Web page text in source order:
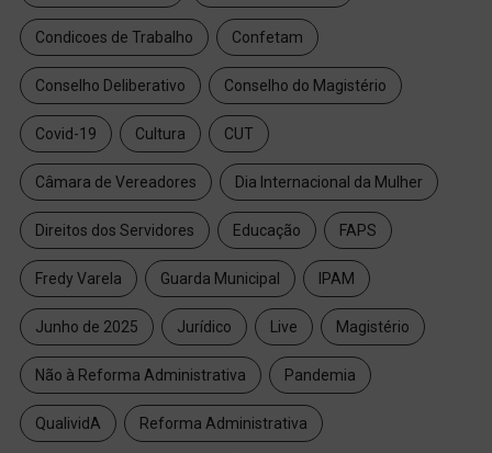
Condicoes de Trabalho Confetam
Conselho Deliberativo Conselho do Magistério
Covid-19 Cultura CUT
Câmara de Vereadores Dia Internacional da Mulher
Direitos dos Servidores Educação FAPS
Fredy Varela Guarda Municipal IPAM
Junho de 2025 Jurídico Live Magistério
Não à Reforma Administrativa Pandemia
QualividA Reforma Administrativa